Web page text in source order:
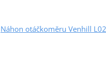
Náhon otáčkoměru Venhill